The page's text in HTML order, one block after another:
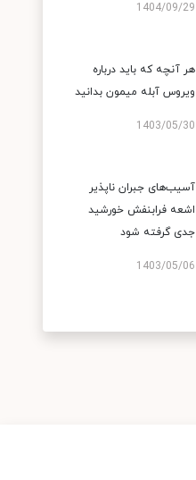
1404/09/29
هر آنچه که باید درباره
ویروس آبله میمون بدانید
1403/05/30
آسیب‌های جبران ناپذیر
اشعه فرابنفش خورشید
جدی گرفته شود
1403/05/06